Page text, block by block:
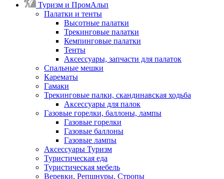
Туризм и ПромАльп
Палатки и тенты
Высотные палатки
Трекинговые палатки
Кемпинговые палатки
Тенты
Аксессуары, запчасти для палаток
Спальные мешки
Карематы
Гамаки
Трекинговые палки, скандинавская ходьба
Аксессуары для палок
Газовые горелки, баллоны, лампы
Газовые горелки
Газовые баллоны
Газовые лампы
Аксессуары Туризм
Туристическая еда
Туристическая мебель
Веревки, Репшнуры, Стропы